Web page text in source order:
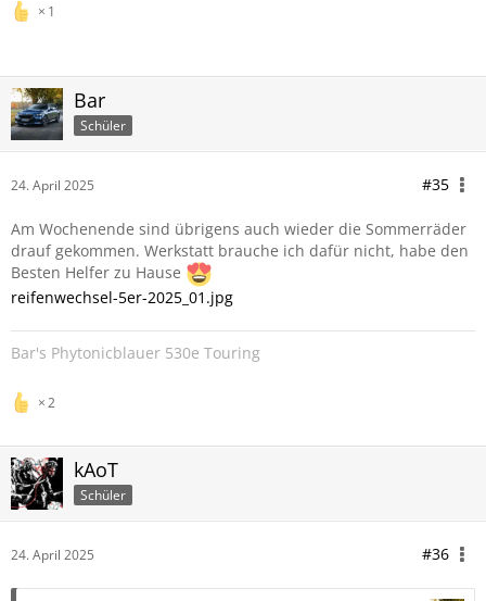
1
Bar
Schüler
24. April 2025 #35
Am Wochenende sind übrigens auch wieder die Sommerräder
drauf gekommen. Werkstatt brauche ich dafür nicht, habe den
Besten Helfer zu Hause
reifenwechsel-5er-2025_01.jpg
Bar's Phytonicblauer 530e Touring
2
kAoT
Schüler
24. April 2025 #36